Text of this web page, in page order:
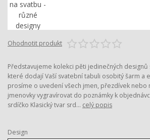
Ohodnotit produkt
Představujeme kolekci pěti jedinečných
které dodají Vaší svatební tabuli osobitý šarm a
prosíme o uvedení všech jmen, přezdívek nebo
jmenovky vygravírovat do poznámky k
srdíčko Klasický tvar srd... celý popis
Design